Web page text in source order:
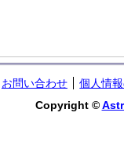
お問い合わせ
個人情
Copyright ©